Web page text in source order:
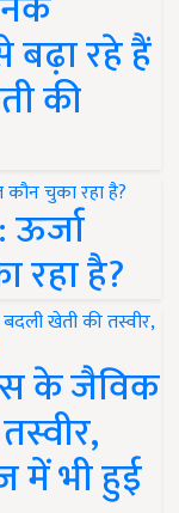
रहे हैं
की
रहा है?
के जैविक
में भी हुई